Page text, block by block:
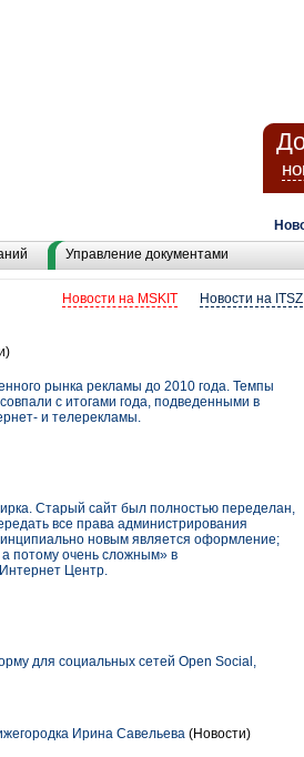
Управление документами
Новости на ITSZ
Новости на MSKIT
рынка рекламы до 2010 года. Темпы
с итогами года, подведенными в
и телерекламы.
Старый сайт был полностью переделан,
все права администрирования
новым является оформление;
а потому очень сложным» в
Центр.
для социальных сетей Open Social,
Ирина Савельева (Новости)